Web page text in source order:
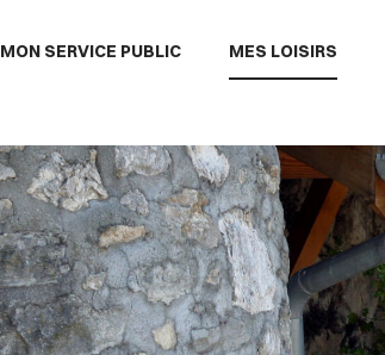
MON SERVICE PUBLIC MES LOISIRS